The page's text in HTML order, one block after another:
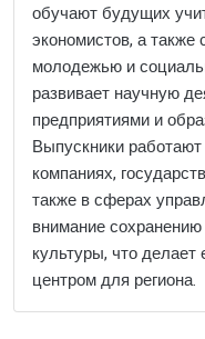
обучают будущих
экономистов, а также
молодежью и
развивает научную
предприятиями и
Выпускники
компаниях,
также в сферах
внимание
культуры, что
центром для региона.